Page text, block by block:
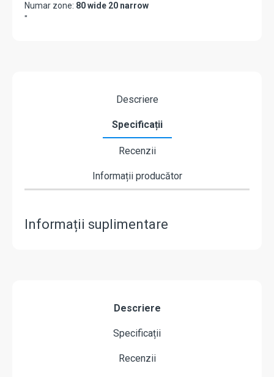
Numar zone: 80 wide 20 narrow
"
Descriere
Specificații
Recenzii
Informații producător
Informații suplimentare
Descriere
Specificații
Recenzii